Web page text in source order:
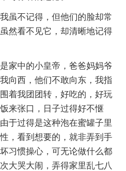
虽不记得，但他们的脸却常
然看不见它，却清晰地记得
家中的小皇帝，爸爸妈妈爷
向西，他们不敢向东，我指
着我团团转，好吃的，好玩
来张口，日子过得好不惬
于过得是这种泡在蜜罐子里
，看到想要的，就非弄到手
习惯操心，可无论做什么都
大哭大闹，弄得家里乱七八